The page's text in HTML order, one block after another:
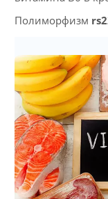
Полиморфизм